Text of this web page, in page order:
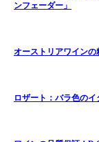
ンフェーダー」
オーストリアワイン
ロザート：バラ色の